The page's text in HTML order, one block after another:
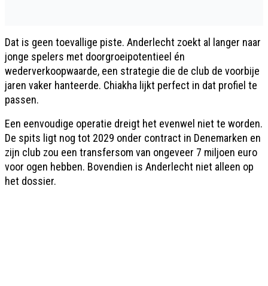
Dat is geen toevallige piste. Anderlecht zoekt al langer naar
jonge spelers met doorgroeipotentieel én
wederverkoopwaarde, een strategie die de club de voorbije
jaren vaker hanteerde. Chiakha lijkt perfect in dat profiel te
passen.
Een eenvoudige operatie dreigt het evenwel niet te worden.
De spits ligt nog tot 2029 onder contract in Denemarken en
zijn club zou een transfersom van ongeveer 7 miljoen euro
voor ogen hebben. Bovendien is Anderlecht niet alleen op
het dossier.